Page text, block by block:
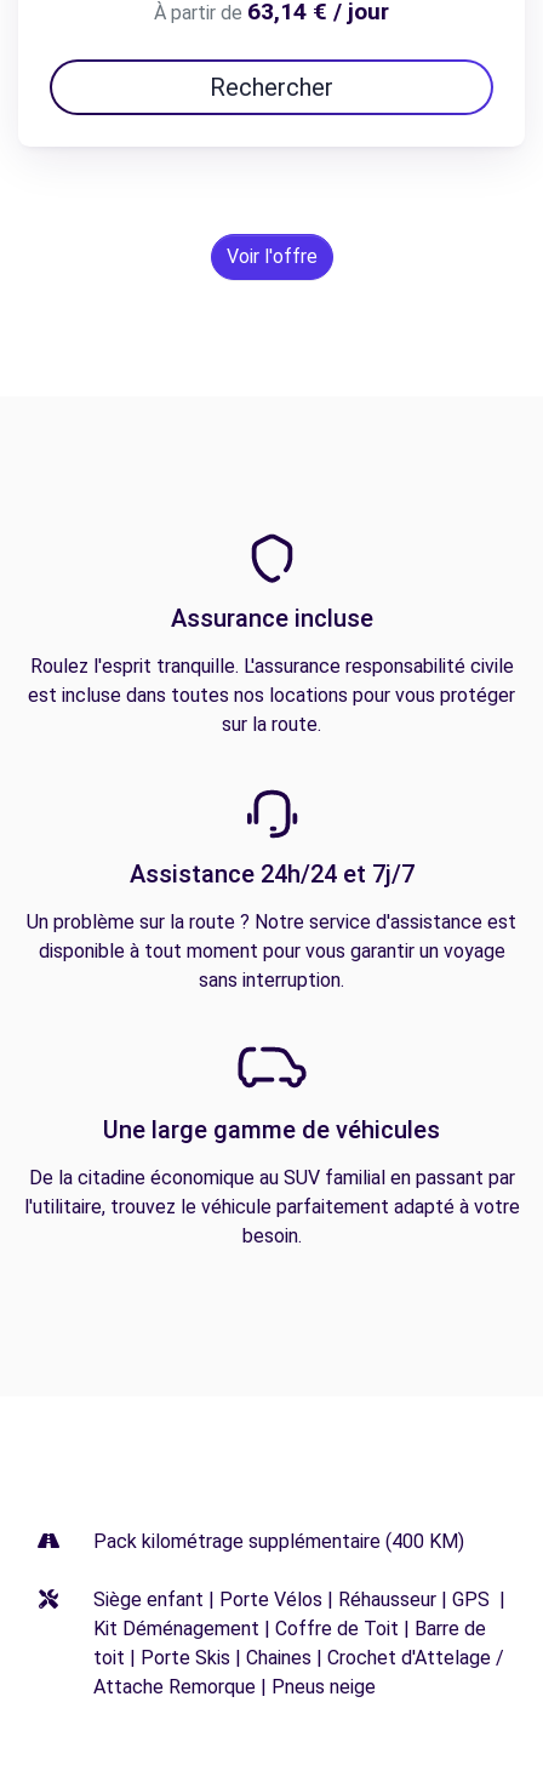
À partir de 63,14 € / jour
Rechercher
Voir l'offre
Assurance incluse
Roulez l'esprit tranquille. L'assurance responsabilité civile
est incluse dans toutes nos locations pour vous protéger
sur la route.
Assistance 24h/24 et 7j/7
Un problème sur la route ? Notre service d'assistance est
disponible à tout moment pour vous garantir un voyage
sans interruption.
Une large gamme de véhicules
De la citadine économique au SUV familial en passant par
l'utilitaire, trouvez le véhicule parfaitement adapté à votre
besoin.
Pack kilométrage supplémentaire (400 KM)
Siège enfant | Porte Vélos | Réhausseur | GPS |
Kit Déménagement | Coffre de Toit | Barre de
toit | Porte Skis | Chaines | Crochet d'Attelage /
Attache Remorque | Pneus neige